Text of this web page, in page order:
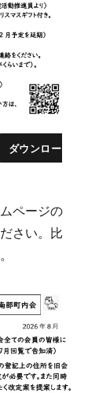
ダウンロー
ページの
さい。比